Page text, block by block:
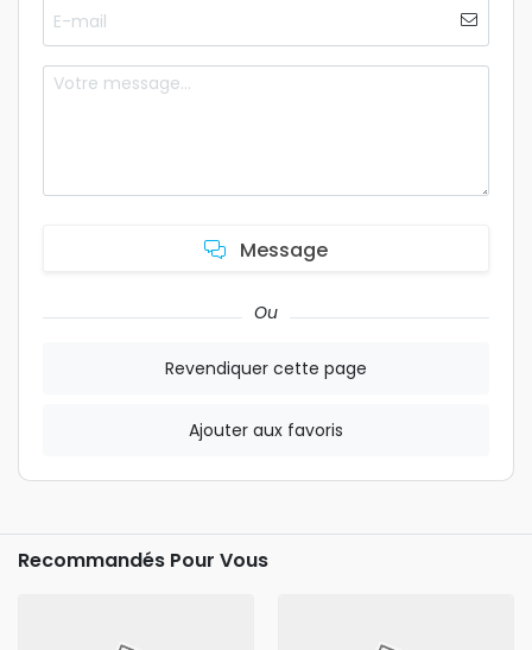
Message
Ou
Revendiquer cette page
Ajouter aux favoris
Recommandés Pour Vous